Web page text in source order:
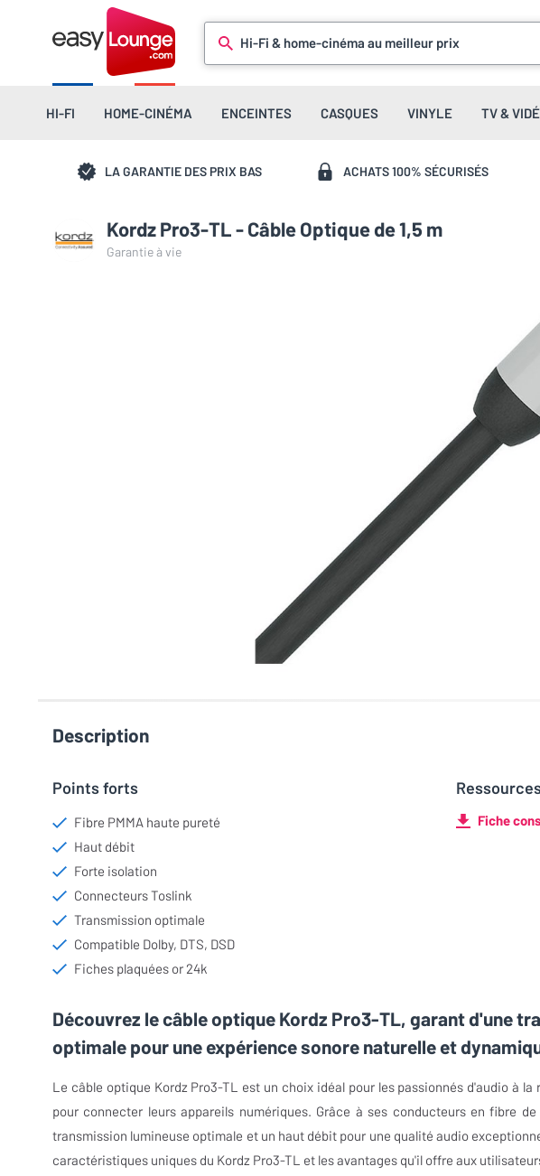
Hi-Fi & home-cinéma au meilleur prix
HI-FI HOME-CINÉMA ENCEINTES CASQUES VINYLE TV &
LA GARANTIE DES PRIX BAS ACHATS 100% SÉCURISÉS
Kordz Pro3-TL - Câble Optique de 1,5 m
Garantie à vie
Description
Points forts
Fibre PMMA haute pureté
Haut débit
Forte isolation
Connecteurs Toslink
Transmission optimale
Compatible Dolby, DTS, DSD
Fiches plaquées or 24k
Fiche
Découvrez le câble optique Kordz Pro3-TL, garant d'une
optimale pour une expérience sonore naturelle et
Le câble optique Kordz Pro3-TL est un choix idéal pour les passionnés d'audio à
pour connecter leurs appareils numériques. Grâce à ses conducteurs en fibre
transmission lumineuse optimale et un haut débit pour une qualité audio
caractéristiques uniques du Kordz Pro3-TL et les avantages qu'il offre aux